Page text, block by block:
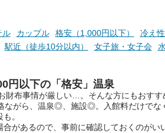
きをプロの占い師
とができるサー
ル カップル 格安（1,000円以下）
冷え性
駅近（徒歩10分以内） 女子旅・女子会
円以下の「格安」温泉
財布事情が厳しい…。そんな方にもおすす
ながら、温泉◎、施設◎。入館料だけでな
。
があるので、事前に確認しておくのがい